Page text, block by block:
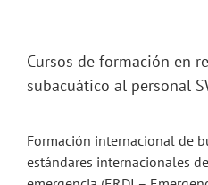
Cursos de formación en
subacuático al personal
Formación internacional de
estándares internacionales